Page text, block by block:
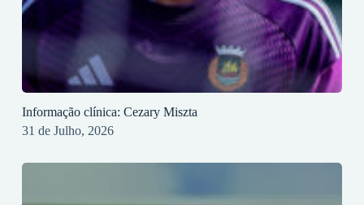
Informação clínica: Cezary Miszta
31 de Julho, 2026